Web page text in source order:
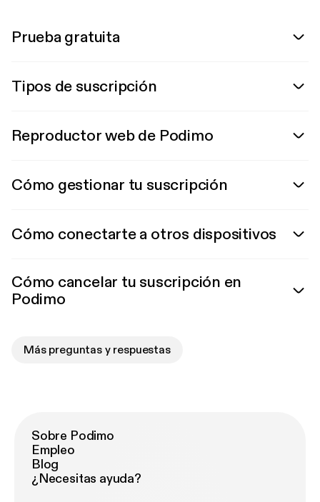
Prueba gratuita
Tipos de suscripción
Reproductor web de Podimo
Cómo gestionar tu suscripción
Cómo conectarte a otros dispositivos
Cómo cancelar tu suscripción en
Podimo
Más preguntas y respuestas
Sobre Podimo
Empleo
Blog
¿Necesitas ayuda?